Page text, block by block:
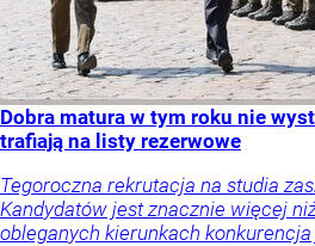
Dobra matura w tym roku nie
trafiają na listy rezerwowe
Tegoroczna rekrutacja na studia
Kandydatów jest znacznie więcej
obleganych kierunkach